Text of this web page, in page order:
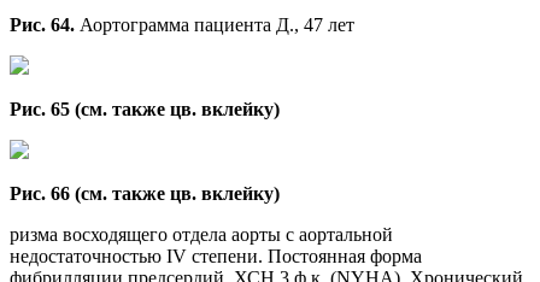
Рис. 64. Аортограмма пациента Д., 47 лет
Рис. 65 (см. также цв. вклейку)
Рис. 66 (см. также цв. вклейку)
ризма восходящего отдела аорты с аортальной
недостаточностью IV степени. Постоянная форма
фибрилляции предсердий. ХСН 3 ф.к. (NYHA). Хронический